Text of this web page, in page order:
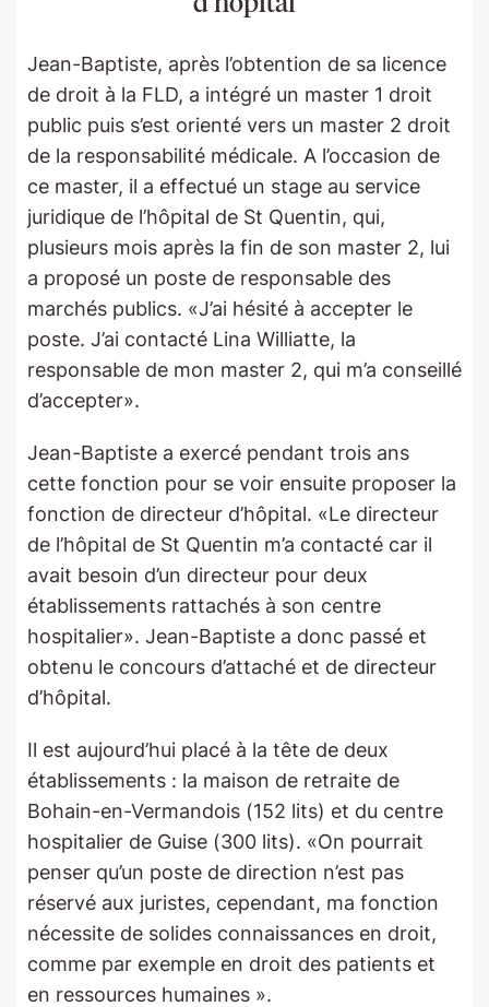
Jean-Baptiste, après l’obtention de sa licence
de droit à la FLD, a intégré un master 1 droit
public puis s’est orienté vers un master 2 droit
de la responsabilité médicale. A l’occasion de
ce master, il a effectué un stage au service
juridique de l’hôpital de St Quentin, qui,
plusieurs mois après la fin de son master 2, lui
a proposé un poste de responsable des
marchés publics. «J’ai hésité à accepter le
poste. J’ai contacté Lina Williatte, la
responsable de mon master 2, qui m’a conseillé
d’accepter».
Jean-Baptiste a exercé pendant trois ans
cette fonction pour se voir ensuite proposer la
fonction de directeur d’hôpital. «Le directeur
de l’hôpital de St Quentin m’a contacté car il
avait besoin d’un directeur pour deux
établissements rattachés à son centre
hospitalier». Jean-Baptiste a donc passé et
obtenu le concours d’attaché et de directeur
d’hôpital.
Il est aujourd’hui placé à la tête de deux
établissements : la maison de retraite de
Bohain-en-Vermandois (152 lits) et du centre
hospitalier de Guise (300 lits). «On pourrait
penser qu’un poste de direction n’est pas
réservé aux juristes, cependant, ma fonction
nécessite de solides connaissances en droit,
comme par exemple en droit des patients et
en ressources humaines ».